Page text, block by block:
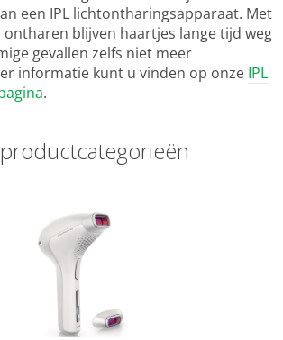
een IPL lichtontharingsapparaat. Met
ontharen blijven haartjes lange tijd weg
gevallen zelfs niet meer
informatie kunt u vinden op onze IPL
.